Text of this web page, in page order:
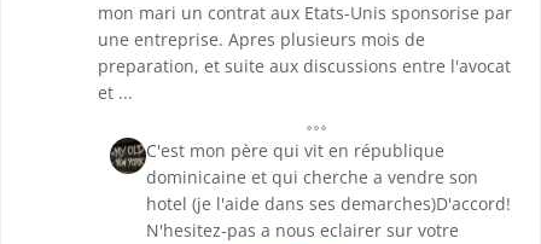
mon mari un contrat aux Etats-Unis sponsorise par
une entreprise. Apres plusieurs mois de
preparation, et suite aux discussions entre l'avocat
et ...
C'est mon père qui vit en république
dominicaine et qui cherche a vendre son
hotel (je l'aide dans ses demarches)D'accord!
N'hesitez-pas a nous eclairer sur votre